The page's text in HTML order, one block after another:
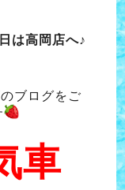
は高岡店へ♪
ブログをご
車